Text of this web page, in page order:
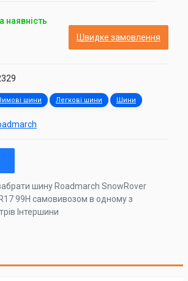
наявність
Швидке замовлення
шини Легкові шини Шини
шину Roadmarch SnowRover
99H самовивозом в одному з
Інтершини